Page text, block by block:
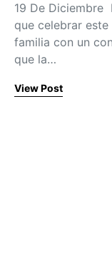
19 De Diciembre
que celebrar
familia con un
que la…
View Post